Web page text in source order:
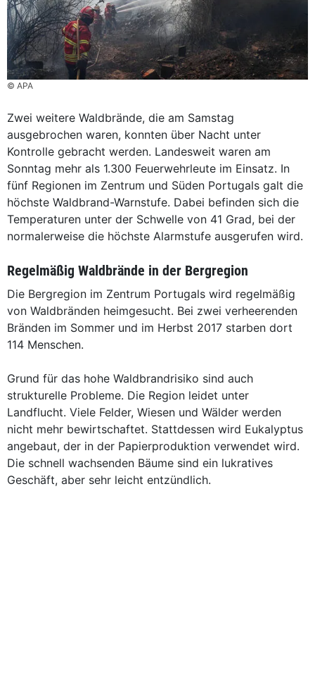
© APA
Zwei weitere Waldbrände, die am Samstag
ausgebrochen waren, konnten über Nacht unter
Kontrolle gebracht werden. Landesweit waren am
Sonntag mehr als 1.300 Feuerwehrleute im Einsatz. In
fünf Regionen im Zentrum und Süden Portugals galt die
höchste Waldbrand-Warnstufe. Dabei befinden sich die
Temperaturen unter der Schwelle von 41 Grad, bei der
normalerweise die höchste Alarmstufe ausgerufen wird.
Regelmäßig Waldbrände in der Bergregion
Die Bergregion im Zentrum Portugals wird regelmäßig
von Waldbränden heimgesucht. Bei zwei verheerenden
Bränden im Sommer und im Herbst 2017 starben dort
114 Menschen.
Grund für das hohe Waldbrandrisiko sind auch
strukturelle Probleme. Die Region leidet unter
Landflucht. Viele Felder, Wiesen und Wälder werden
nicht mehr bewirtschaftet. Stattdessen wird Eukalyptus
angebaut, der in der Papierproduktion verwendet wird.
Die schnell wachsenden Bäume sind ein lukratives
Geschäft, aber sehr leicht entzündlich.